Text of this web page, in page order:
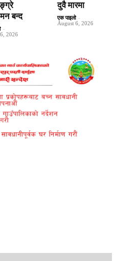
बन्द
-
2026
दुवै मारमा
एक पाइलो -
August 6, 2026